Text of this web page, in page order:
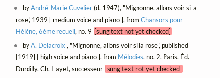
byAndré-Marie Cuvelier(d. 1947), "Mignonne, allons voir si la
rose", 1939 [ medium voice and piano ], from Chansons pour
Hélène, 6ème recueil, no. 9 [sung text not yet checked]
byA. Delacroix , "Mignonne, allons voir si la rose", published
[1919] [ high voice and piano ], from Mélodies, no. 2, Paris, Éd.
Durdilly, Ch. Hayet, successeur [sung text not yet checked]